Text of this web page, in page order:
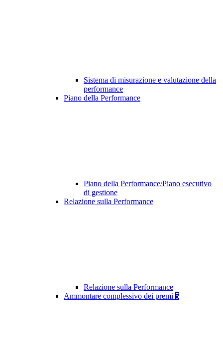
Sistema di misurazione e valutazione della
performance
Piano della Performance
Piano della Performance/Piano esecutivo
di gestione
Relazione sulla Performance
Relazione sulla Performance
Ammontare complessivo dei premi 5